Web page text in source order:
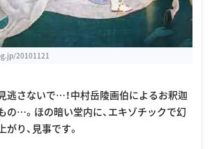
20101121
逃さないで…！中村岳陵画伯によるお釈迦
の…。ほの暗い堂内に、エキゾチックで幻
り、見事です。